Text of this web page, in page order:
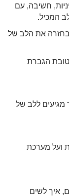
חשיבה, עם
המכיל.
את הלב של
הגברת
מגיעים ללב של
ועל מערכת
איך לשים